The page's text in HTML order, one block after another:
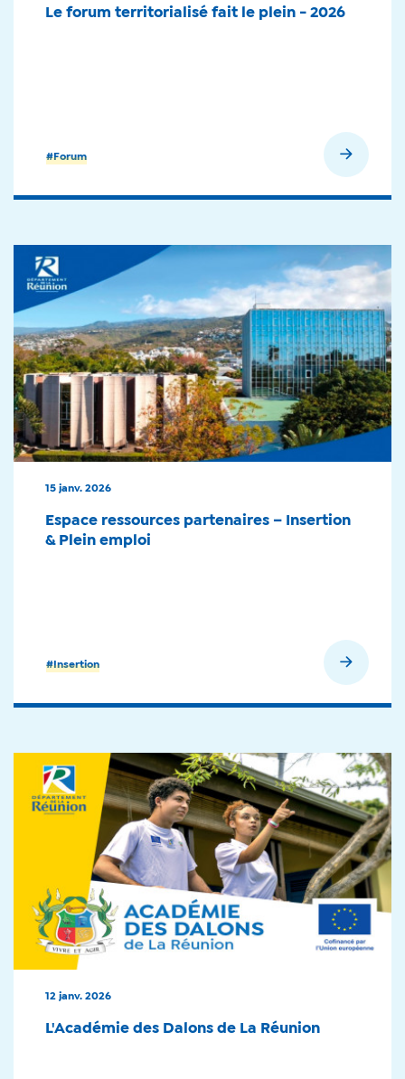
#Forum
Le forum territorialisé fait le plein - 2026
#Insertion
15 janv. 2026
Espace ressources partenaires – Insertion
& Plein emploi
12 janv. 2026
L'Académie des Dalons de La Réunion